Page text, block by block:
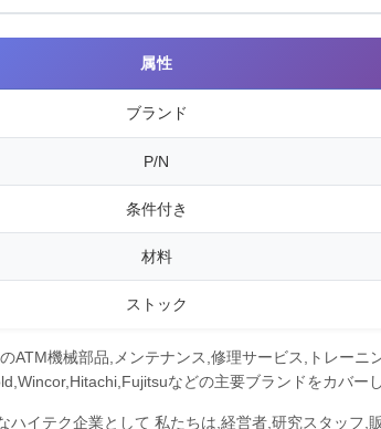
属性
ブランド
P/N
条件付き
材料
ストック
ATM機械部品,メンテナンス,修理サービス,トレーニ
などの主要ブランドをカバー
ハイテク企業として 私たちは,経営者,研究スタッフ